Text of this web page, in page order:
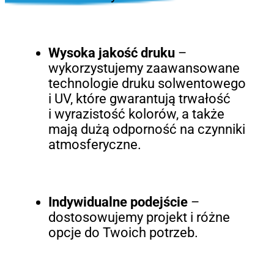
Wysoka jakość druku–
wykorzystujemy zaawansowane
technologie druku solwentowego
i UV, które gwarantują trwałość
i wyrazistość kolorów, a także
mają dużą odporność na czynniki
atmosferyczne.
Indywidualne podejście–
dostosowujemy projekt i różne
opcje do Twoich potrzeb.